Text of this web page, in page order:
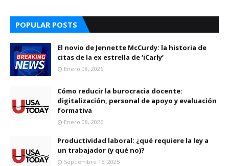
POPULAR POSTS
El novio de Jennette McCurdy: la historia de
citas de la ex estrella de ‘iCarly’
Enero 08, 2026
Cómo reducir la burocracia docente:
digitalización, personal de apoyo y evaluación
formativa
Enero 08, 2026
Productividad laboral: ¿qué requiere la ley a
un trabajador (y qué no)?
Septiembre 15, 2025